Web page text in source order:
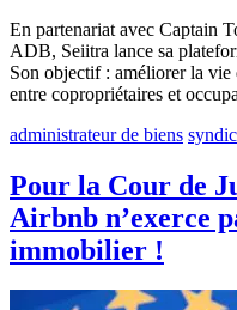
En partenariat avec Captain
ADB, Seiitra lance sa
Son objectif : améliorer la vie
entre copropriétaires et
administrateur de biens
Pour la Cour de
Airbnb n’exerce
immobilier !